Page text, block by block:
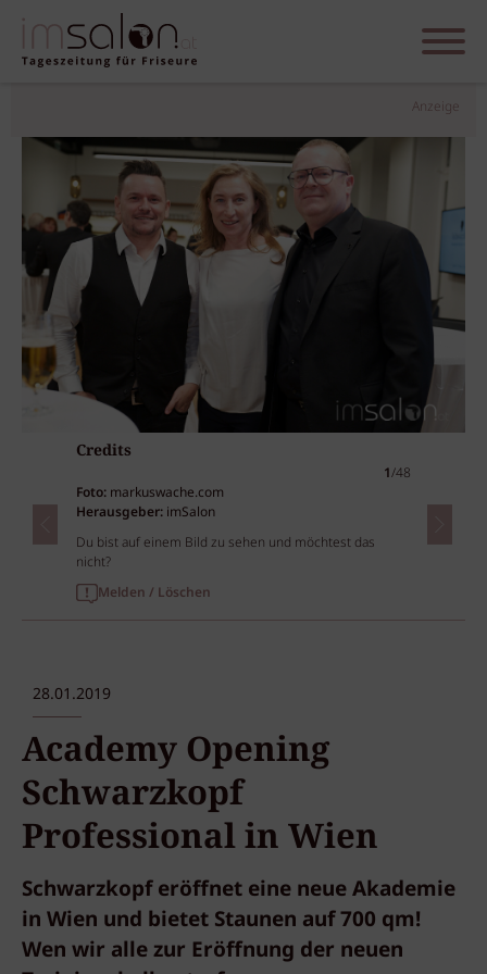
Anzeige
Credits
1/48
Foto: markuswache.com
Herausgeber: imSalon
Du bist auf einem Bild zu sehen und möchtest das
nicht?
Melden / Löschen
28.01.2019
Academy Opening
Schwarzkopf
Professional in Wien
Schwarzkopf eröffnet eine neue Akademie
in Wien und bietet Staunen auf 700 qm!
Wen wir alle zur Eröffnung der neuen